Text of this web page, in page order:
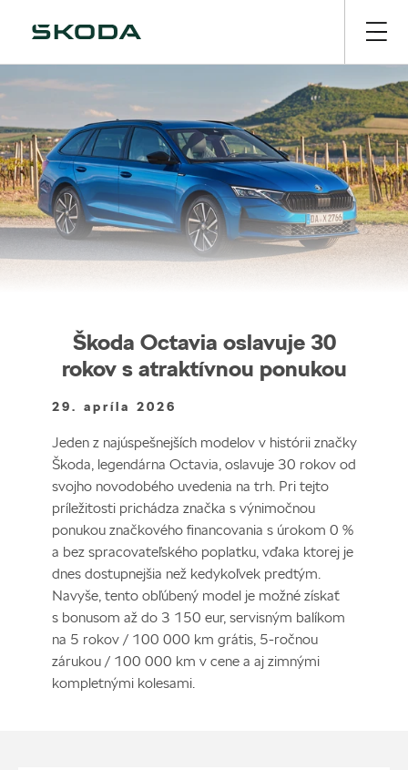
Škoda Octavia oslavuje 30
rokov s atraktívnou ponukou
29. apríla 2026
Jeden z najúspešnejších modelov v histórii značky
Škoda, legendárna Octavia, oslavuje 30 rokov od
svojho novodobého uvedenia na trh. Pri tejto
príležitosti prichádza značka s výnimočnou
ponukou značkového financovania s úrokom 0 %
a bez spracovateľského poplatku, vďaka ktorej je
dnes dostupnejšia než kedykoľvek predtým.
Navyše, tento obľúbený model je možné získať
s bonusom až do 3 150 eur, servisným balíkom
na 5 rokov / 100 000 km grátis, 5-ročnou
zárukou / 100 000 km v cene a aj zimnými
kompletnými kolesami.